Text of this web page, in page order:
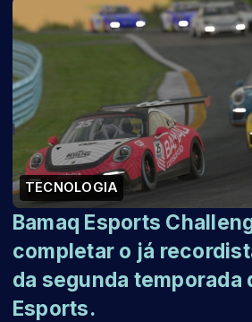
TECNOLOGIA
Bamaq Esports
completar o já
da segunda temporada
Esports.